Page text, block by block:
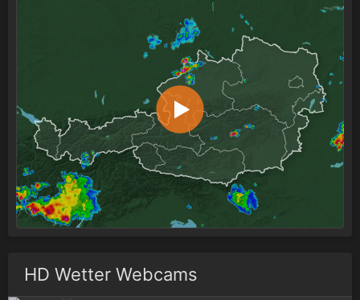
HD Wetter Webcams